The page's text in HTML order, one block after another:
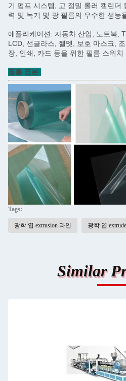
기 펌프 시스템, 고 정밀 롤러 캘린더
력 및 녹기 및 광 필름의 우수한 성능
애플리케이션: 자동차 산업, 노트북,
LCD, 선글라스, 헬멧, 보호 마스크,
장, 인쇄, 카드 등을 위한 필름 스위치
필름 표본:
Tags:
광학 엽 extrusion 라인 광학 엽
Similar